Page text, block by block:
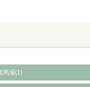
馬場(1)